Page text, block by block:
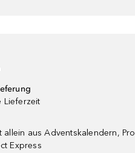
Lieferzeit
allein aus Adventskalendern,
Express